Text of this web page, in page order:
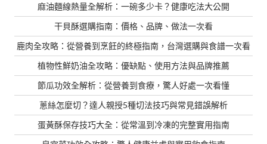
麻油麵線熱量全解析：一碗多少卡？健康吃法大公開
干貝酥選購指南：價格、品牌、做法一次看
鹿肉全攻略：從營養到烹飪的終極指南，台灣選購與食譜一次看
植物性鮮奶油全攻略：優缺點、使用方法與品牌推薦
節瓜功效全解析：從營養到食療，驚人好處一次看懂
蔥絲怎麼切？達人親授5種切法技巧與常見錯誤解析
蛋黃酥保存技巧大全：從常溫到冷凍的完整實用指南